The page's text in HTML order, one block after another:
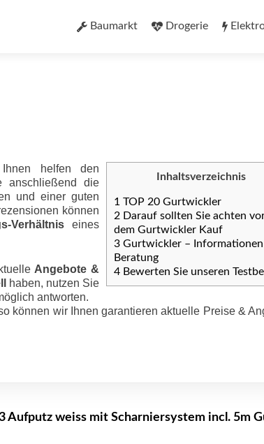
InhaltBaumarkt Drogerie
Inhaltsverzeichnis
1 TOP 20 Gurtwickler
2 Darauf sollten Sie achten
dem Gurtwickler Kauf
3 Gurtwickler –
Beratung
4 Bewerten Sie unseren
helfen den
anschließend die
und einer guten
können
Ver­hält­nis eines
Angebote &
haben, nutzen Sie
antworten.
können wir Ihnen garantieren aktuelle Preise &
Aufputz weiss mit Scharniersystem incl. 5m